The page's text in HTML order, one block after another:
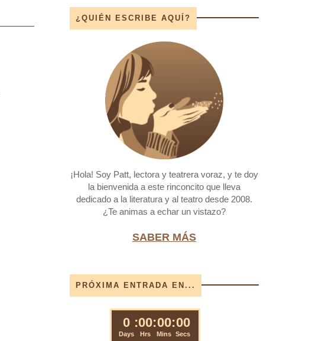
¿QUIÉN ESCRIBE AQUÍ?
¡Hola! Soy Patt, lectora y teatrera voraz, y te doy
la bienvenida a este rinconcito que lleva
dedicado a la literatura y al teatro desde 2008.
¿Te animas a echar un vistazo?
SABER MÁS
PRÓXIMA ENTRADA EN...